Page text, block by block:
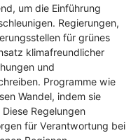
um die Einführung
Regierungen,
für grünes
klimafreundlicher
und
Programme wie
Wandel, indem sie
Regelungen
für Verantwortung bei